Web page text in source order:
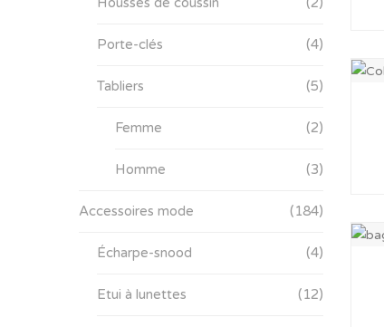
Porte-clés (4)
Tabliers (5)
Femme (2)
Homme (3)
Accessoires mode (184)
Écharpe-snood (4)
Etui à lunettes (12)